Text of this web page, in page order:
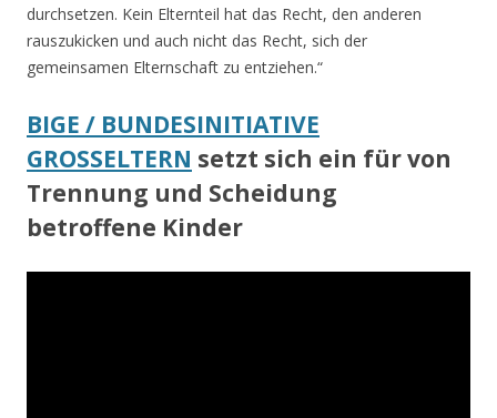
durchsetzen. Kein Elternteil hat das Recht, den anderen
rauszukicken und auch nicht das Recht, sich der
gemeinsamen Elternschaft zu entziehen.“
BIGE / BUNDESINITIATIVE
GROSSELTERN setzt sich ein für von
Trennung und Scheidung
betroffene Kinder